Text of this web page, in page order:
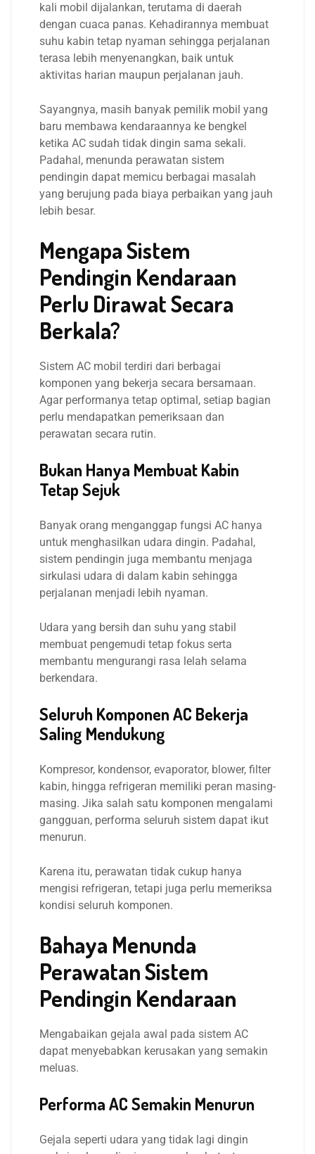
kali mobil dijalankan, terutama di daerah
dengan cuaca panas. Kehadirannya membuat
suhu kabin tetap nyaman sehingga perjalanan
terasa lebih menyenangkan, baik untuk
aktivitas harian maupun perjalanan jauh.
Sayangnya, masih banyak pemilik mobil yang
baru membawa kendaraannya ke bengkel
ketika AC sudah tidak dingin sama sekali.
Padahal, menunda perawatan sistem
pendingin dapat memicu berbagai masalah
yang berujung pada biaya perbaikan yang jauh
lebih besar.
Mengapa Sistem
Pendingin Kendaraan
Perlu Dirawat Secara
Berkala?
Sistem AC mobil terdiri dari berbagai
komponen yang bekerja secara bersamaan.
Agar performanya tetap optimal, setiap bagian
perlu mendapatkan pemeriksaan dan
perawatan secara rutin.
Bukan Hanya Membuat Kabin
Tetap Sejuk
Banyak orang menganggap fungsi AC hanya
untuk menghasilkan udara dingin. Padahal,
sistem pendingin juga membantu menjaga
sirkulasi udara di dalam kabin sehingga
perjalanan menjadi lebih nyaman.
Udara yang bersih dan suhu yang stabil
membuat pengemudi tetap fokus serta
membantu mengurangi rasa lelah selama
berkendara.
Seluruh Komponen AC Bekerja
Saling Mendukung
Kompresor, kondensor, evaporator, blower, filter
kabin, hingga refrigeran memiliki peran masing-
masing. Jika salah satu komponen mengalami
gangguan, performa seluruh sistem dapat ikut
menurun.
Karena itu, perawatan tidak cukup hanya
mengisi refrigeran, tetapi juga perlu memeriksa
kondisi seluruh komponen.
Bahaya Menunda
Perawatan Sistem
Pendingin Kendaraan
Mengabaikan gejala awal pada sistem AC
dapat menyebabkan kerusakan yang semakin
meluas.
Performa AC Semakin Menurun
Gejala seperti udara yang tidak lagi dingin